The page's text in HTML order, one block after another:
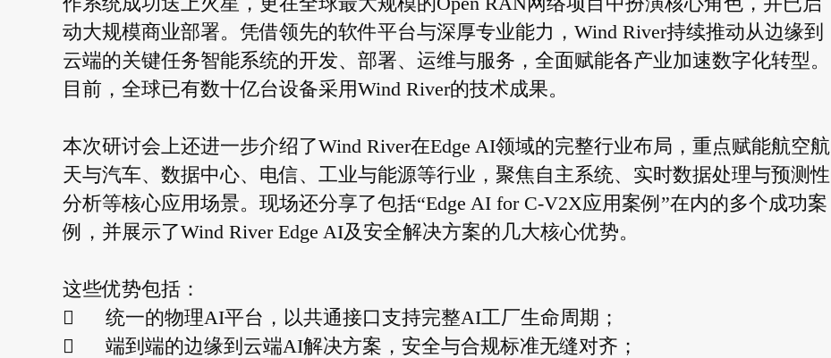
动大规模商业部署。凭借领先的软件平台与深厚专业能力，Wind River持续推动从边缘到
云端的关键任务智能系统的开发、部署、运维与服务，全面赋能各产业加速数字化转型。
目前，全球已有数十亿台设备采用Wind River的技术成果。
本次研讨会上还进一步介绍了Wind River在Edge AI领域的完整行业布局，重点赋能航空航
天与汽车、数据中心、电信、工业与能源等行业，聚焦自主系统、实时数据处理与预测性
分析等核心应用场景。现场还分享了包括“Edge AI for C-V2X应用案例”在内的多个成功案
例，并展示了Wind River Edge AI及安全解决方案的几大核心优势。
这些优势包括：

统一的物理AI平台，以共通接口支持完整AI工厂生命周期；

端到端的边缘到云端AI解决方案，安全与合规标准无缝对齐；